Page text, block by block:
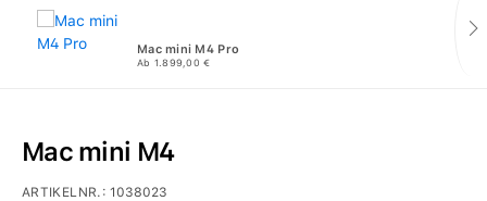
Mac mini M4 Pro
Ab 1.899,00 €
Mac mini M4
ARTIKELNR.:1038023